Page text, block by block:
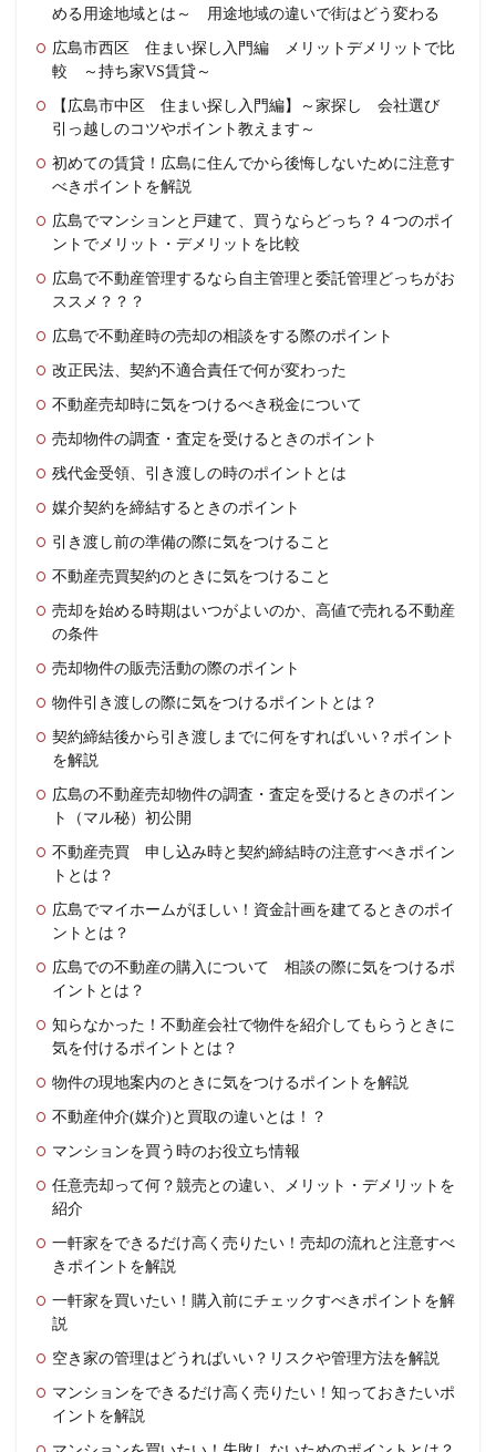
める用途地域とは～ 用途地域の違いで街はどう変わる
広島市西区 住まい探し入門編 メリットデメリットで比
較 ～持ち家VS賃貸～
【広島市中区 住まい探し入門編】～家探し 会社選び
引っ越しのコツやポイント教えます～
初めての賃貸！広島に住んでから後悔しないために注意す
べきポイントを解説
広島でマンションと戸建て、買うならどっち？４つのポイ
ントでメリット・デメリットを比較
広島で不動産管理するなら自主管理と委託管理どっちがお
ススメ？？？
広島で不動産時の売却の相談をする際のポイント
改正民法、契約不適合責任で何が変わった
不動産売却時に気をつけるべき税金について
売却物件の調査・査定を受けるときのポイント
残代金受領、引き渡しの時のポイントとは
媒介契約を締結するときのポイント
引き渡し前の準備の際に気をつけること
不動産売買契約のときに気をつけること
売却を始める時期はいつがよいのか、高値で売れる不動産
の条件
売却物件の販売活動の際のポイント
物件引き渡しの際に気をつけるポイントとは？
契約締結後から引き渡しまでに何をすればいい？ポイント
を解説
広島の不動産売却物件の調査・査定を受けるときのポイン
ト（マル秘）初公開
不動産売買 申し込み時と契約締結時の注意すべきポイン
トとは？
広島でマイホームがほしい！資金計画を建てるときのポイ
ントとは？
広島での不動産の購入について 相談の際に気をつけるポ
イントとは？
知らなかった！不動産会社で物件を紹介してもらうときに
気を付けるポイントとは？
物件の現地案内のときに気をつけるポイントを解説
不動産仲介(媒介)と買取の違いとは！？
マンションを買う時のお役立ち情報
任意売却って何？競売との違い、メリット・デメリットを
紹介
一軒家をできるだけ高く売りたい！売却の流れと注意すべ
きポイントを解説
一軒家を買いたい！購入前にチェックすべきポイントを解
説
空き家の管理はどうればいい？リスクや管理方法を解説
マンションをできるだけ高く売りたい！知っておきたいポ
イントを解説